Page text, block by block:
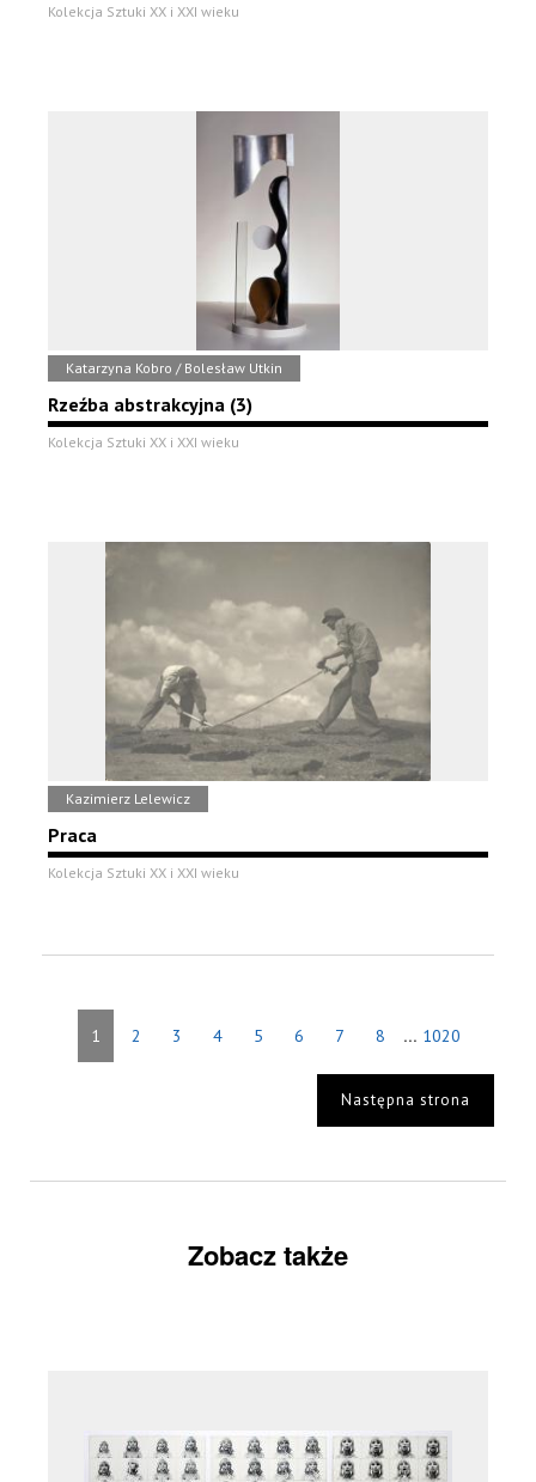
Kolekcja Sztuki XX i XXI wieku
Katarzyna Kobro / Bolesław Utkin
Rzeźba abstrakcyjna (3)
Kolekcja Sztuki XX i XXI wieku
Kazimierz Lelewicz
Praca
Kolekcja Sztuki XX i XXI wieku
1 2 3 4 5 6 7 8 ... 1020
Następna strona
Zobacz także